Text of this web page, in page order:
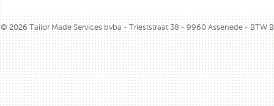
© 2026 Tailor Made Services bvba - Trieststraat 38 - 9960 Assenede - BTW